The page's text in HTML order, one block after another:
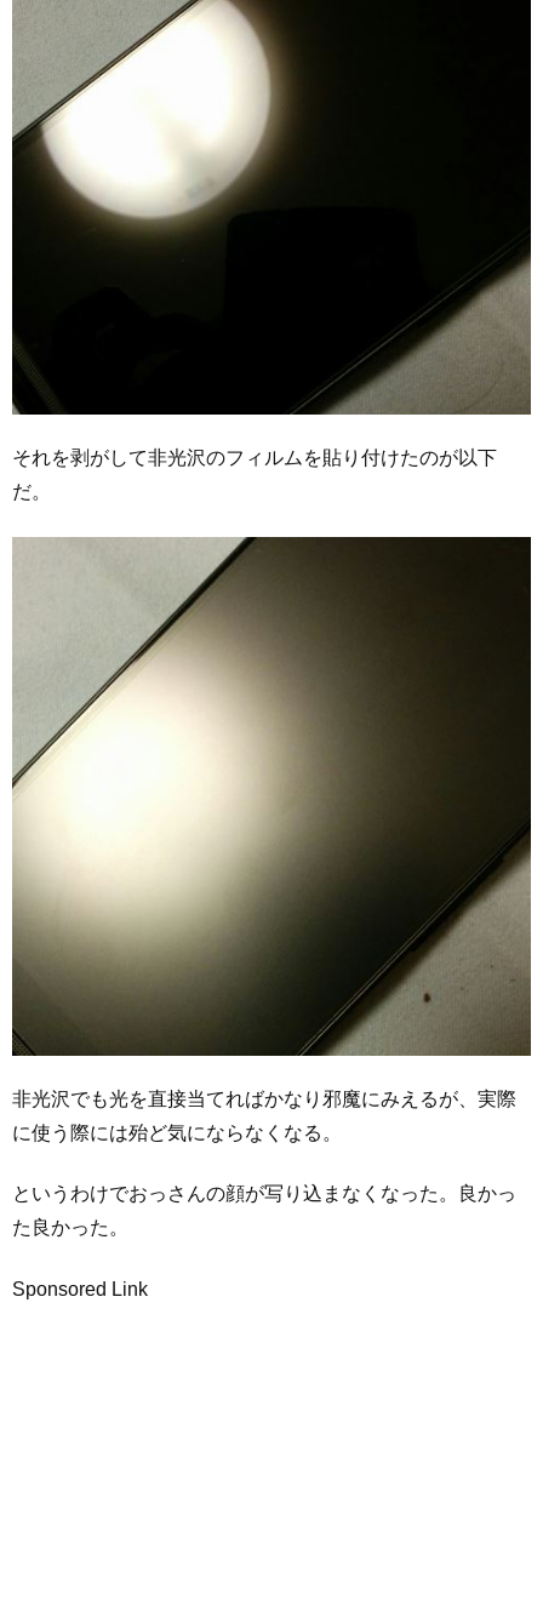
それを剥がして非光沢のフィルムを貼り付けたのが以下
だ。
非光沢でも光を直接当てればかなり邪魔にみえるが、実際
に使う際には殆ど気にならなくなる。
というわけでおっさんの顔が写り込まなくなった。良かっ
た良かった。
Sponsored Link